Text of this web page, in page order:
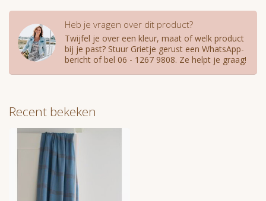
Heb je vragen over dit product?
Twijfel je over een kleur, maat of welk product
bij je past? Stuur Grietje gerust een WhatsApp-
bericht of bel 06 - 1267 9808. Ze helpt je graag!
Recent bekeken